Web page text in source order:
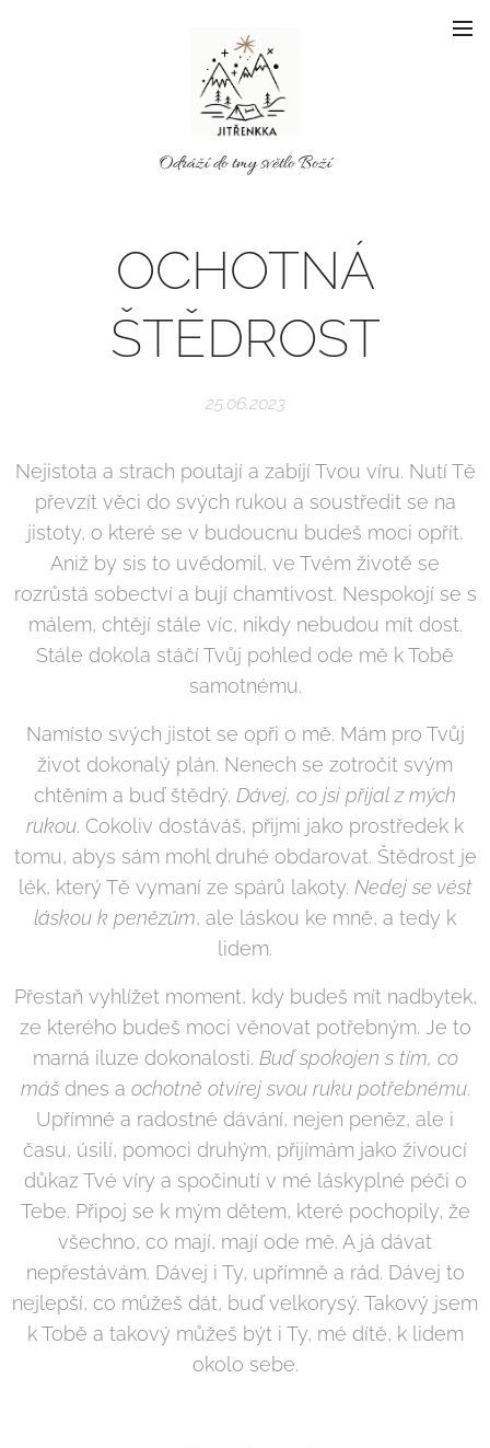
Odráží do tmy světlo Boží
OCHOTNÁ
ŠTĚDROST
25.06.2023
Nejistota a strach poutají a zabíjí Tvou víru. Nutí Tě
převzít věci do svých rukou a soustředit se na
jistoty, o které se v budoucnu budeš moci opřít.
Aniž by sis to uvědomil, ve Tvém životě se
rozrůstá sobectví a bují chamtivost. Nespokojí se s
málem, chtějí stále víc, nikdy nebudou mít dost.
Stále dokola stáčí Tvůj pohled ode mě k Tobě
samotnému.
Namísto svých jistot se opři o mě. Mám pro Tvůj
život dokonalý plán. Nenech se zotročit svým
chtěním a buď štědrý. Dávej, co jsi přijal z mých
rukou. Cokoliv dostáváš, přijmi jako prostředek k
tomu, abys sám mohl druhé obdarovat. Štědrost je
lék, který Tě vymaní ze spárů lakoty. Nedej se vést
láskou k penězům, ale láskou ke mně, a tedy k
lidem.
Přestaň vyhlížet moment, kdy budeš mít nadbytek,
ze kterého budeš moci věnovat potřebným. Je to
marná iluze dokonalosti. Buď spokojen s tím, co
mášdnes a ochotně otvírej svou ruku potřebnému.
Upřímné a radostné dávání, nejen peněz, ale i
času, úsilí, pomoci druhým, přijímám jako živoucí
důkaz Tvé víry a spočinutí v mé láskyplné péči o
Tebe. Připoj se k mým dětem, které pochopily, že
všechno, co mají, mají ode mě. A já dávat
nepřestávám. Dávej i Ty, upřímně a rád. Dávej to
nejlepší, co můžeš dát, buď velkorysý. Takový jsem
k Tobě a takový můžeš být i Ty, mé dítě, k lidem
okolo sebe.